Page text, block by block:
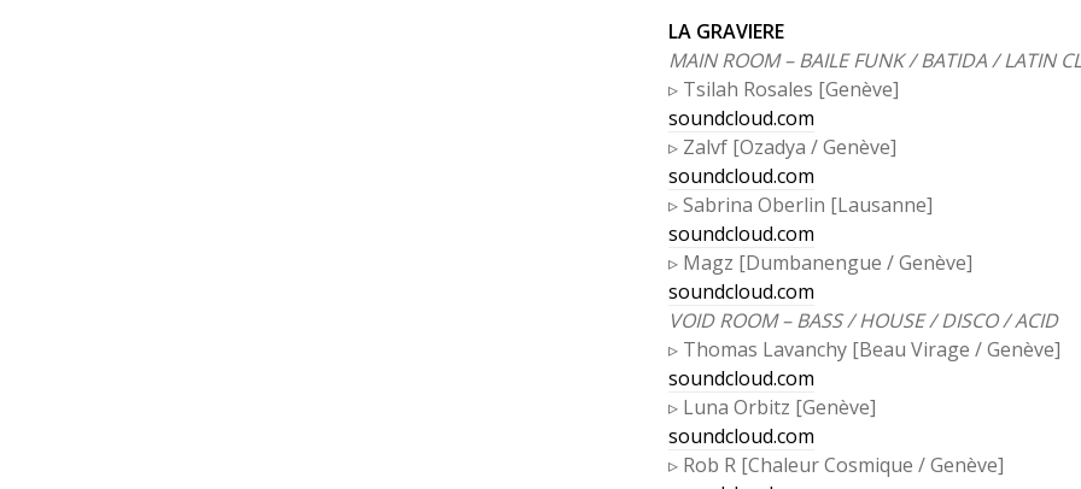
LA GRAVIERE
MAIN ROOM – BAILE FUNK / BATIDA / LATIN
▹ Tsilah Rosales [Genève]
soundcloud.com
▹ Zalvf [Ozadya / Genève]
soundcloud.com
▹ Sabrina Oberlin [Lausanne]
soundcloud.com
▹ Magz [Dumbanengue / Genève]
soundcloud.com
VOID ROOM – BASS / HOUSE / DISCO / ACID
▹ Thomas Lavanchy [Beau Virage / Genève]
soundcloud.com
▹ Luna Orbitz [Genève]
soundcloud.com
▹ Rob R [Chaleur Cosmique / Genève]